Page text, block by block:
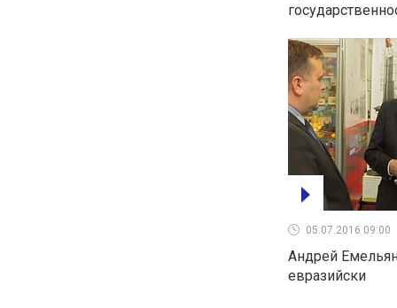
05.07.2016 09:00
Андрей
евразийски